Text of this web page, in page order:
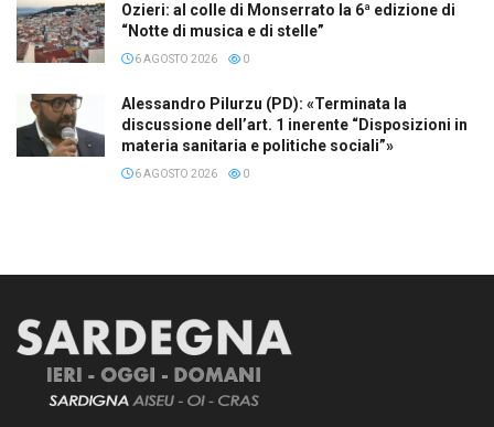
Ozieri: al colle di Monserrato la 6ª edizione di
“Notte di musica e di stelle”
6 AGOSTO 2026 0
Alessandro Pilurzu (PD): «Terminata la
discussione dell’art. 1 inerente “Disposizioni in
materia sanitaria e politiche sociali”»
6 AGOSTO 2026 0